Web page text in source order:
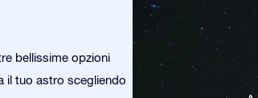
bellissime opzioni
il tuo astro scegliendo